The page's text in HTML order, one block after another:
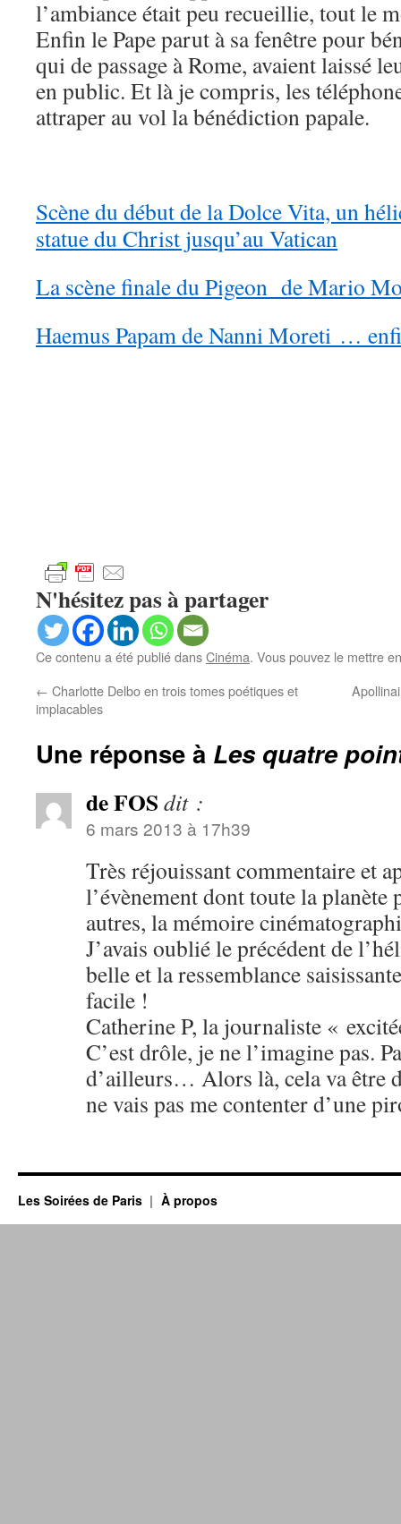
l’ambiance était peu recueillie, tout le
Enfin le Pape parut à sa fenêtre pour
qui de passage à Rome, avaient laissé
en public. Et là je compris, les
attraper au vol la bénédiction papale.
Scène du début de la Dolce Vita, un
statue du Christ jusqu’au Vatican
La scène finale du Pigeon de Mario
Haemus Papam de Nanni Moreti …
N'hésitez pas à partager
Ce contenu a été publié dansCinéma. Vous pouvez le mettre
← Charlotte Delbo en trois tomes poétiques et
implacables
Une réponse à Les quatre
de FOS dit :
6 mars 2013 à 17h39
Très réjouissant commentaire et
l’évènement dont toute la planète
autres, la mémoire
J’avais oublié le précédent de
belle et la ressemblance
facile !
Catherine P, la journaliste «
C’est drôle, je ne l’imagine pas.
d’ailleurs… Alors là, cela va être
ne vais pas me contenter d’une
Les Soirées de Paris À propos